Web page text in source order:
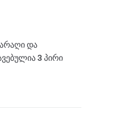
და
3 პირი